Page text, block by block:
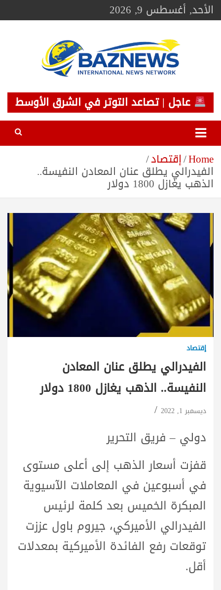
Skip
toالأحد, أغسطس 9, 2026
BAZNEWS
شبكة باز الإخبارية
عاجل | تصاعد التوتر في الشرق الأوسط
Home إقتصاد
الفيدرالي يطلق عنان المعادن النفيسة..
الذهب يغازل 1800 دولار
إقتصاد
الفيدرالي يطلق عنان المعادن
النفيسة.. الذهب يغازل 1800 دولار
ديسمبر 1, 2022
دولي – فريق التحرير
قفزت أسعار الذهب إلى أعلى مستوى
في أسبوعين في المعاملات الآسيوية
المبكرة الخميس بعد كلمة لرئيس
الفيدرالي الأميركي، جيروم باول عززت
توقعات رفع الفائدة الأميركية بمعدلات
أقل.